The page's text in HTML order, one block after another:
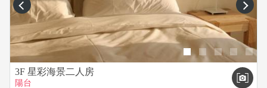
prev next
3F 星彩海景二人房
陽台